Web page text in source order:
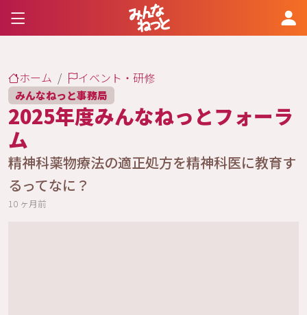
ホーム イベント・研修
みんなねっと事務局
2025年度みんなねっとフォーラ
ム
精神科薬物療法の適正処方を精神科医に教育す
るってなに？
10 ヶ月前